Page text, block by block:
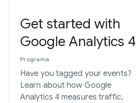
Get started with
Google Analytics 4
Programa
Have you tagged your events?
Learn about how Google
Analytics 4 measures traffic,